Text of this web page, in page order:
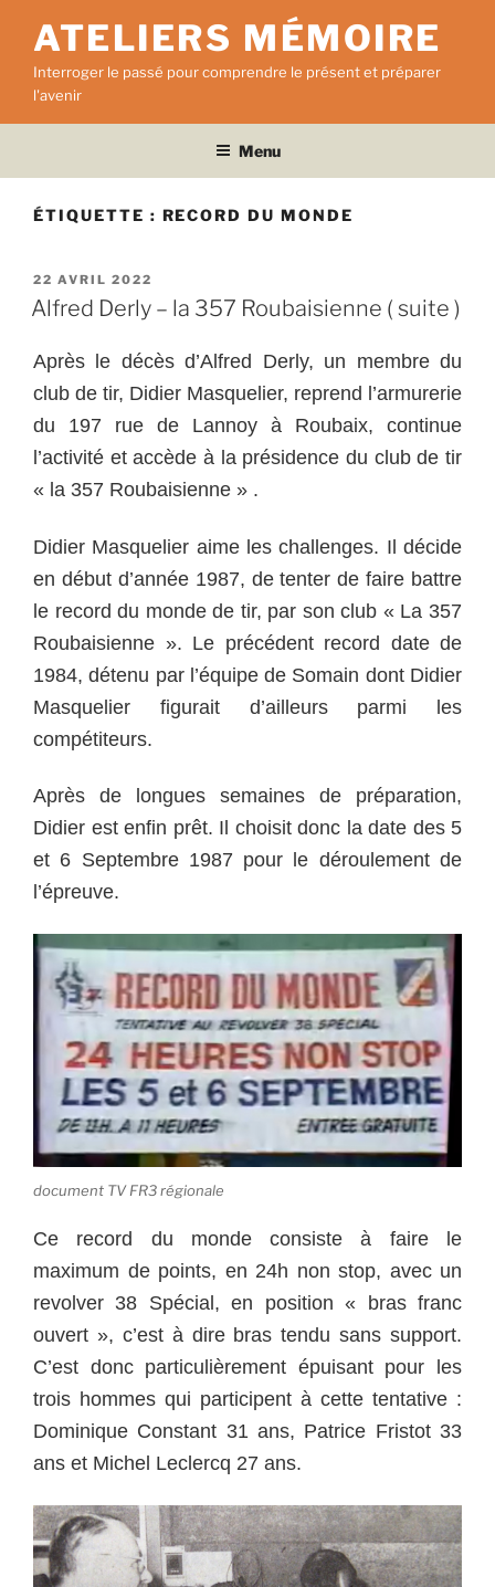
contenu
principal
ATELIERS MÉMOIRE
Interroger le passé pour comprendre le présent et préparer
l'avenir
Menu
ÉTIQUETTE : RECORD DU MONDE
PUBLIÉ
LE
22 AVRIL 2022
Alfred Derly – la 357 Roubaisienne ( suite )
Après le décès d’Alfred Derly, un membre du
club de tir, Didier Masquelier, reprend l’armurerie
du 197 rue de Lannoy à Roubaix, continue
l’activité et accède à la présidence du club de tir
« la 357 Roubaisienne » .
Didier Masquelier aime les challenges. Il décide
en début d’année 1987, de tenter de faire battre
le record du monde de tir, par son club « La 357
Roubaisienne ». Le précédent record date de
1984, détenu par l’équipe de Somain dont Didier
Masquelier figurait d’ailleurs parmi les
compétiteurs.
Après de longues semaines de préparation,
Didier est enfin prêt. Il choisit donc la date des 5
et 6 Septembre 1987 pour le déroulement de
l’épreuve.
document TV FR3 régionale
Ce record du monde consiste à faire le
maximum de points, en 24h non stop, avec un
revolver 38 Spécial, en position « bras franc
ouvert », c’est à dire bras tendu sans support.
C’est donc particulièrement épuisant pour les
trois hommes qui participent à cette tentative :
Dominique Constant 31 ans, Patrice Fristot 33
ans et Michel Leclercq 27 ans.